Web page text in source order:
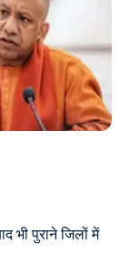
भी पुराने जिलों में